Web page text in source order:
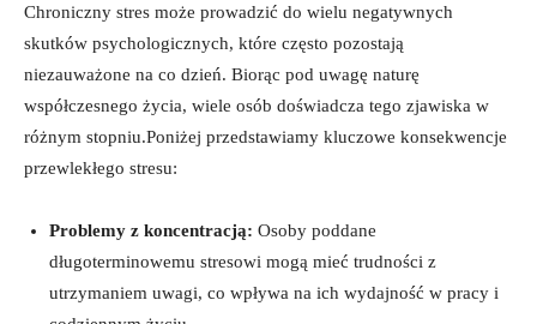
Chroniczny stres może prowadzić do wielu negatywnych
skutków psychologicznych, które często pozostają
niezauważone na co dzień. Biorąc pod uwagę naturę
współczesnego życia, wiele osób doświadcza tego zjawiska w
różnym stopniu.Poniżej przedstawiamy kluczowe konsekwencje
przewlekłego stresu:
Problemy z koncentracją: Osoby poddane
długoterminowemu stresowi mogą mieć trudności z
utrzymaniem uwagi, co wpływa na ich wydajność w pracy i